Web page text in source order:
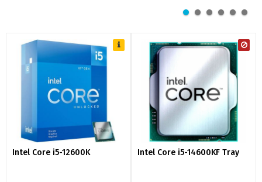
Intel Core i5-12600K Intel Core i5-14600KF Tray